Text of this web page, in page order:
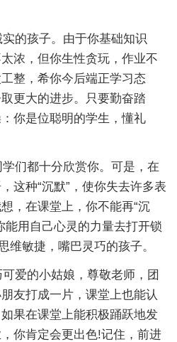
的孩子。由于你基础知识
浓，但你生性贪玩，作业不
整，希你今后端正学习态
更大的进步。只要勤奋踏
你是位聪明的学生，懂礼
们都十分欣赏你。可是，在
这种“沉默”，使你失去许多表
，在课堂上，你不能再“沉
能用自己心灵的力量去打开锁
维敏捷，嘴巴灵巧的孩子。
爱的小姑娘，尊敬老师，团
友打成一片，课堂上也能认
果在课堂上能积极踊跃地发
你肯定会更出色!记住，前进